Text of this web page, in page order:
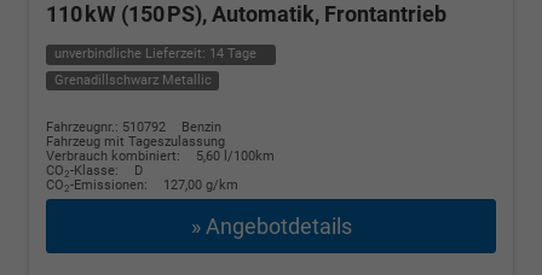
110 kW (150 PS), Automatik, Frontantrieb
unverbindliche Lieferzeit: 14 Tage
Grenadillschwarz Metallic
Fahrzeugnr.: 510792
Benzin
Fahrzeug mit Tageszulassung
Verbrauch kombiniert:
5,60 l/100km
CO2-Klasse:
D
CO2-Emissionen: 127,00 g/km
» Angebotdetails